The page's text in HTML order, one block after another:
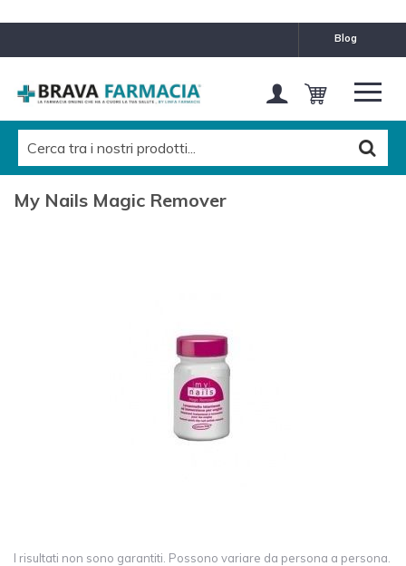
blog
My Nails Magic Remover
I risultati non sono garantiti. Possono variare da persona a persona.